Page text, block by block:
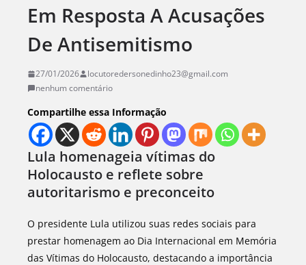
Em Resposta A Acusações
De Antisemitismo
27/01/2026
locutoredersonedinho23@gmail.com
nenhum comentário
Compartilhe essa Informação
Lula homenageia vítimas do
Holocausto e reflete sobre
autoritarismo e preconceito
O presidente Lula utilizou suas redes sociais para
prestar homenagem ao Dia Internacional em Memória
das Vítimas do Holocausto, destacando a importância